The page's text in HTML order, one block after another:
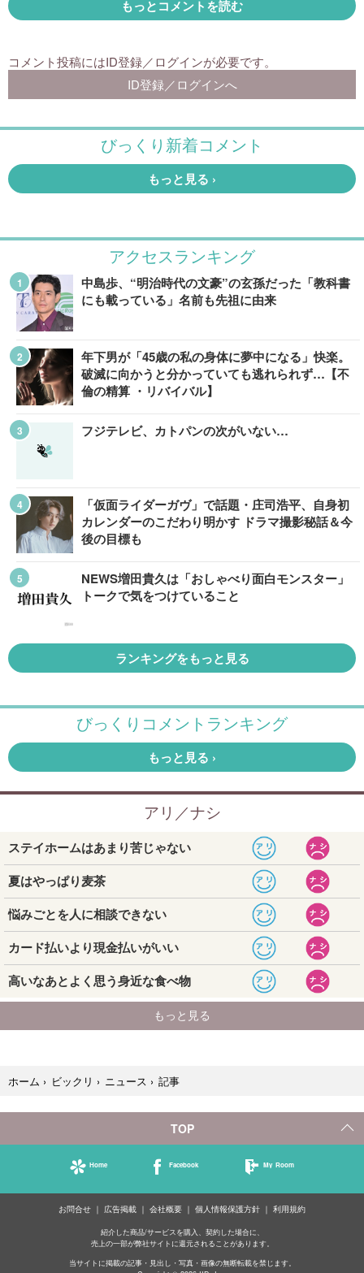
アクセスランキング
中島歩、“明治時代の文豪”の玄孫だった「教科書
にも載っている」名前も先祖に由来
年下男が「45歳の私の身体に夢中になる」快楽。
破滅に向かうと分かっていても逃れられず…【不
倫の精算 ・リバイバル】
フジテレビ、カトパンの次がいない…
「仮面ライダーガヴ」で話題・庄司浩平、自身初
カレンダーのこだわり明かす ドラマ撮影秘話＆今
後の目標も
NEWS増田貴久は「おしゃべり面白モンスター」
トークで気をつけていること
ランキングをもっと見る
ホーム › ビックリ › ニュース › 記事
TOP
Home Facebook My Room
お問合せ 広告掲載 会社概要 個人情報保護方針 利用規約
紹介した商品/サービスを購入、契約した場合に、
売上の一部が弊社サイトに還元されることがあります。
当サイトに掲載の記事・見出し・写真・画像の無断転載を禁じます。